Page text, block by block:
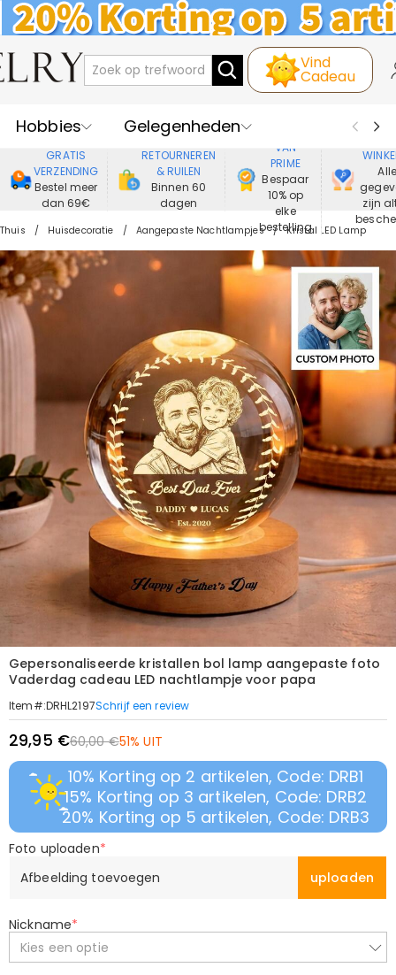
Vind
Cadeau
Hobbies
Gelegenheden
Recipienten
Best Verkochte
Nieuwe
Juwelen
Wonen&Leven
GRATIS
VERZENDING
Bestel meer
dan 69€
RETOURNEREN
& RUILEN
Binnen 60
dagen
VAN
PRIME
Bespaar
10% op
elke
bestelling
Alle
zijn
Thuis Huisdecoratie Aangepaste Nachtlampjes Kristal LED Lamp
Gepersonaliseerde kristallen bol lamp aangepaste foto
Vaderdag cadeau LED nachtlampje voor papa
Item#:DRHL2197Schrijf een review
29,95 €60,00 €51% UIT
10% Korting op 2 artikelen, Code: DRB1
15% Korting op 3 artikelen, Code: DRB2
20% Korting op 5 artikelen, Code: DRB3
Foto uploaden*
Afbeelding toevoegen
uploaden
Nickname*
Kies een optie